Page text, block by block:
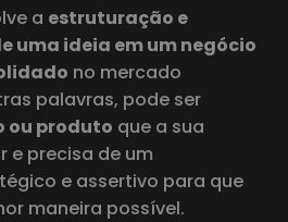
a estruturação e
uma ideia em um negócio
no mercado
palavras, pode ser
ou produto que a sua
e precisa de um
e assertivo para que
maneira possível.